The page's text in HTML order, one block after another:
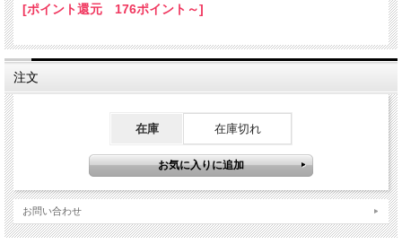
ハンズフリー撮影対応ウェアラブルカメラ！
24時間録画対応！防雨仕様ヘッドランプ型ビデオカメラ
[ポイント還元 176ポイント～]
注文
在庫 在庫切れ
お問い合わせ